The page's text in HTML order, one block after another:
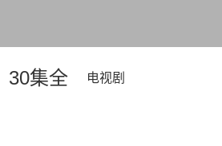
30集全 电视剧